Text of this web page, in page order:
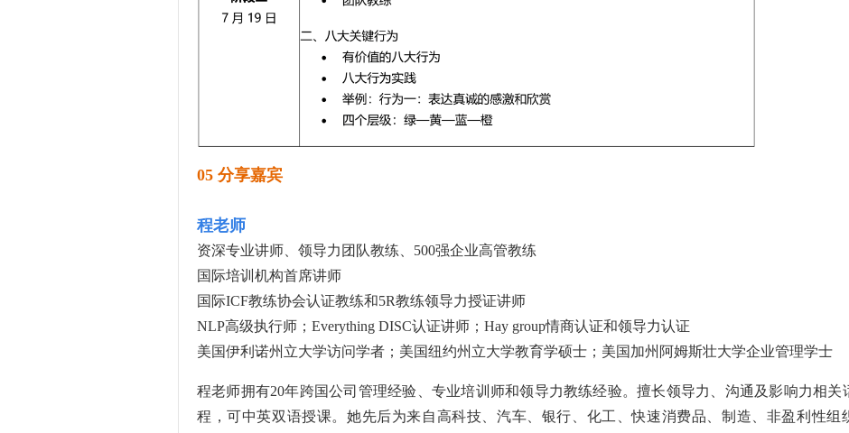
05 分享嘉宾
程老师
资深专业讲师、领导力团队教练、500强企业高管教练
国际培训机构首席讲师
国际ICF教练协会认证教练和5R教练领导力授证讲师
NLP高级执行师；Everything DISC认证讲师；Hay group情商认证和领导力认证
美国伊利诺州立大学访问学者；美国纽约州立大学教育学硕士；美国加州阿姆斯壮大学企业管理学士
程老师拥有20年跨国公司管理经验、专业培训师和领导力教练经验。擅长领导力、沟通及影响力相关
程，可中英双语授课。她先后为来自高科技、汽车、银行、化工、快速消费品、制造、非盈利性组